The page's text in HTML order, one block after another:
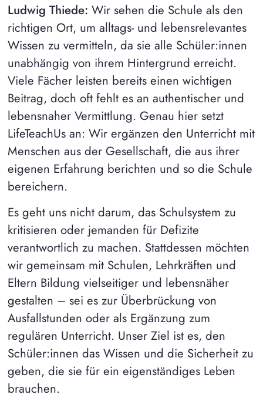
Ludwig Thiede: Wir sehen die Schule als den
richtigen Ort, um alltags- und lebensrelevantes
Wissen zu vermitteln, da sie alle Schüler:innen
unabhängig von ihrem Hintergrund erreicht.
Viele Fächer leisten bereits einen wichtigen
Beitrag, doch oft fehlt es an authentischer und
lebensnaher Vermittlung. Genau hier setzt
LifeTeachUs an: Wir ergänzen den Unterricht mit
Menschen aus der Gesellschaft, die aus ihrer
eigenen Erfahrung berichten und so die Schule
bereichern.
Es geht uns nicht darum, das Schulsystem zu
kritisieren oder jemanden für Defizite
verantwortlich zu machen. Stattdessen möchten
wir gemeinsam mit Schulen, Lehrkräften und
Eltern Bildung vielseitiger und lebensnäher
gestalten – sei es zur Überbrückung von
Ausfallstunden oder als Ergänzung zum
regulären Unterricht. Unser Ziel ist es, den
Schüler:innen das Wissen und die Sicherheit zu
geben, die sie für ein eigenständiges Leben
brauchen.